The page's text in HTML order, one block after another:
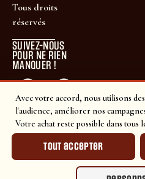
Avec votre accord, nous utilisons
l'audience, améliorer nos
Votre achat reste possible dans tous
Tout accepter
Tous droits
réservés
SUIVEZ-NOUS
POUR NE RIEN
MANQUER !